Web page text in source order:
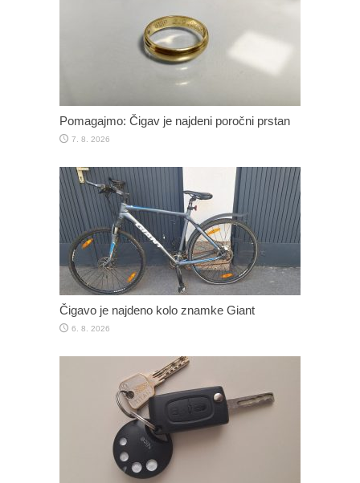
Pomagajmo: Čigav je najdeni poročni prstan
7. 8. 2026
Čigavo je najdeno kolo znamke Giant
6. 8. 2026